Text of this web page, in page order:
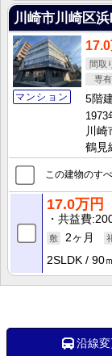
川崎市川崎区
マンション
5階
1973
川崎
鶴見
この建物のす
17.0万円
共益費
2ヶ月
2SLDK
90
沿線変